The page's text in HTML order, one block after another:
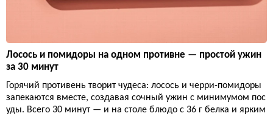
Лосось и помидоры на одном противне — простой ужин
за 30 минут
Горячий противень творит чудеса: лосось и черри-помидоры
запекаются вместе, создавая сочный ужин с минимумом пос
уды. Всего 30 минут — и на столе блюдо с 36 г белка и ярким